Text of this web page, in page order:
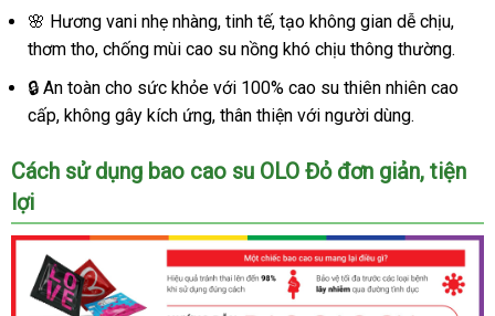
OLO
0.01
Đỏ
-
Siêu
nóng
ấm
-
Hộp
cái
mới
🌸 Hương vani nhẹ nhàng, tinh tế, tạo không gian dễ chịu,
thơm tho, chống mùi cao su nồng khó chịu thông thường.
🔒 An toàn cho sức khỏe với 100% cao su thiên nhiên cao
cấp, không gây kích ứng, thân thiện với người dùng.
Cách sử dụng bao cao su OLO Đỏ đơn giản, tiện
lợi